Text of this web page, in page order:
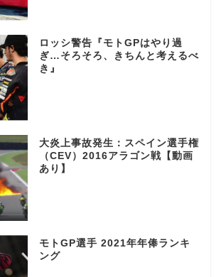
ロッシ警告『モトGPはやり過
ぎ…そろそろ、きちんと考えるべ
き』
大炎上事故発生：スペイン選手権
（CEV）2016アラゴン戦【動画
あり】
モトGP選手 2021年年俸ランキ
ング